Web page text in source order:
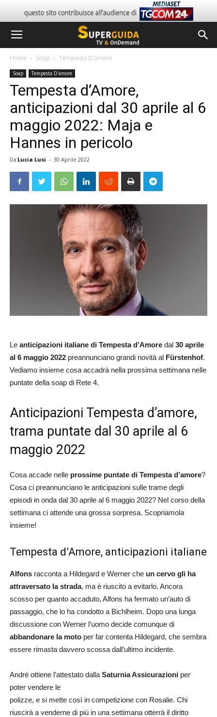
Home Soap Tempesta D'amore
Soap Tempesta D'amore
Tempesta d’Amore,
anticipazioni dal 30 aprile al 6
maggio 2022: Maja e
Hannes in pericolo
Da Lucia Lusi - 30 Aprile 2022
Le anticipazioni italiane di Tempesta d’Amore dal 30 aprile
al 6 maggio 2022 preannunciano grandi novità al Fürstenhof.
Vediamo insieme cosa accadrà nella prossima settimana nelle
puntate della soap di Rete 4.
Anticipazioni Tempesta d’amore,
trama puntate dal 30 aprile al 6
maggio 2022
Cosa accade nelle prossime puntate di Tempesta d’amore?
Cosa ci preannunciano le anticipazioni sulle trame degli
episodi in onda dal 30 aprile al 6 maggio 2022? Nel corso della
settimana ci attende una grossa sorpresa. Scopriamola
insieme!
Tempesta d’Amore, anticipazioni italiane
Alfons racconta a Hildegard e Werner che un cervo gli ha
attraversato la strada, ma è riuscito a evitarlo. Ancora
scosso per quanto accaduto, Alfons ha fermato un’auto di
passaggio, che lo ha condotto a Bichlheim. Dopo una lunga
discussione con Werner l’uomo decide comunque di
abbandonare la moto per far contenta Hildegard, che sembra
essere rimasta davvero scossa dall’ultimo incidente.
André ottiene l’attestato dalla Saturnia Assicurazioni per
poter vendere le
polizze, e si mette così in competizione con Rosalie. Chi
riuscirà a venderne di più in una settimana otterrà il diritto